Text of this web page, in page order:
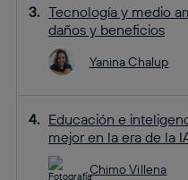
Tecnología y medio
daños y beneficios
Yanina Chalup
Educación e
mejor en la era de la
Chimo Villena